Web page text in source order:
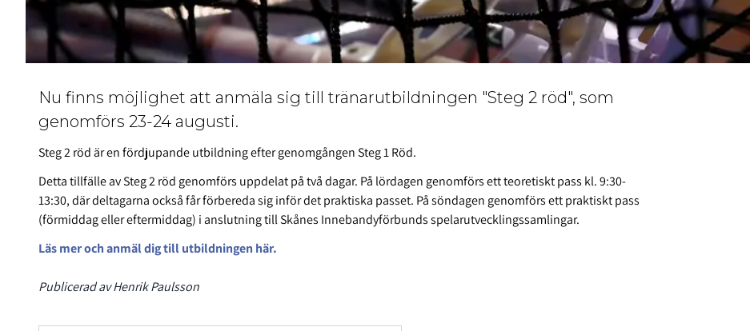
Nu finns möjlighet att anmäla sig till tränarutbildningen "Steg 2 röd", som
genomförs 23-24 augusti.
Steg 2 röd är en fördjupande utbildning efter genomgången Steg 1 Röd.
Detta tillfälle av Steg 2 röd genomförs uppdelat på två dagar. På lördagen genomförs ett teoretiskt pass kl. 9:30-
13:30, där deltagarna också får förbereda sig inför det praktiska passet. På söndagen genomförs ett praktiskt pass
(förmiddag eller eftermiddag) i anslutning till Skånes Innebandyförbunds spelarutvecklingssamlingar.
Läs mer och anmäl dig till utbildningen här.
Publicerad av Henrik Paulsson